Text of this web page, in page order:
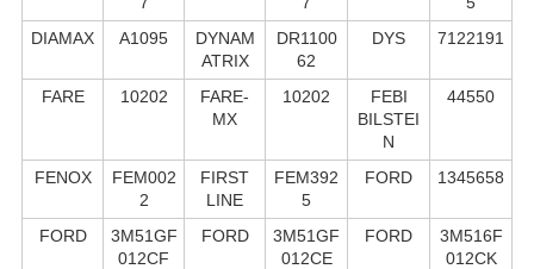
DIAMAX
A1095
DYNAM
ATRIX
DR1100
62
DYS 7122191
FARE 10202
FARE-
MX
10202
FEBI
BILSTEI
N
44550
FENOX
FEM002
2
FIRST
LINE
FEM392
5
FORD 1345658
FORD
3M51GF
012CF
FORD
3M51GF
012CE
FORD
3M516F
012CK